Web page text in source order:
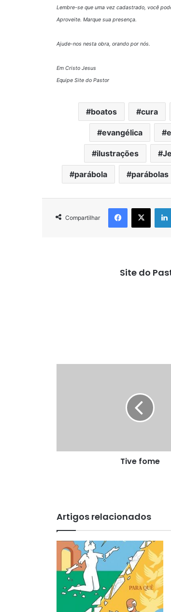
Lembre-se que uma vez cadastrado, você
Aproveite. Marque sua presença.
Ajude-nos nesta obra, orando por nós.
Em Cristo Jesus
Equipe Site do Pastor
boatos cura
evangélica
ilustrações
parábola parábolas
Compartilhar
Facebook
X
Site do
Tive fome
Artigos relacionados